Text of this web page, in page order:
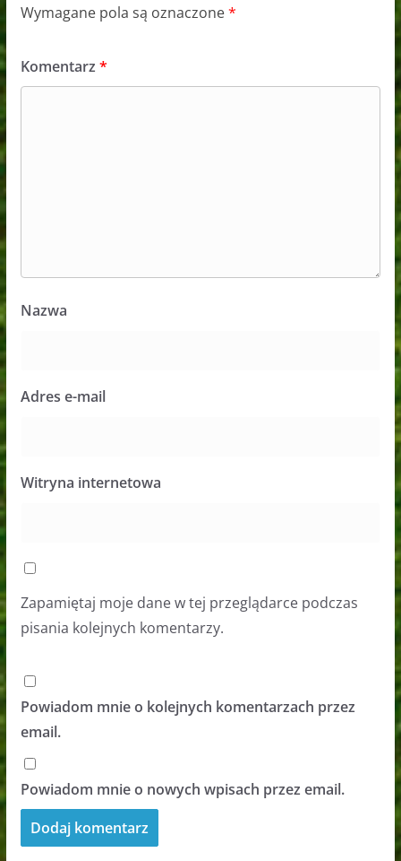
Wymagane pola są oznaczone*
Komentarz *
Nazwa
Adres e-mail
Witryna internetowa
Zapamiętaj moje dane w tej przeglądarce podczas
pisania kolejnych komentarzy.
Powiadom mnie o kolejnych komentarzach przez
email.
Powiadom mnie o nowych wpisach przez email.